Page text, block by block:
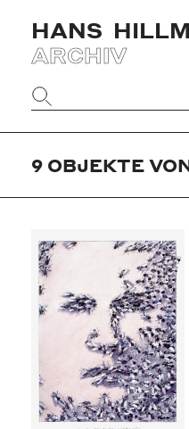
HANS
ARCHIV
Website
durchsuchen
9 OBJEKTE VON »NATUR